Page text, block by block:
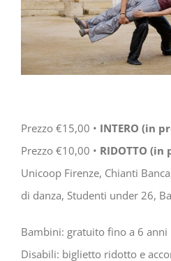
Prezzo €15,00 • INTERO (in
Prezzo €10,00 • RIDOTTO
Unicoop Firenze, Chianti
di danza, Studenti under 26,
Bambini: gratuito fino a 6
Disabili: biglietto ridotto e